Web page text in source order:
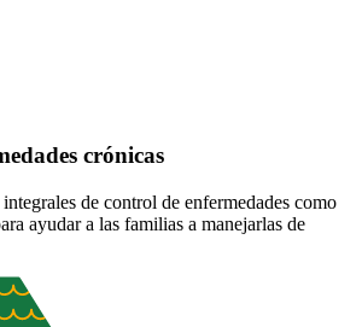
crónicas
de control de enfermedades como
ayudar a las familias a manejarlas de